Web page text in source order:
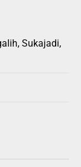
Sukajadi,